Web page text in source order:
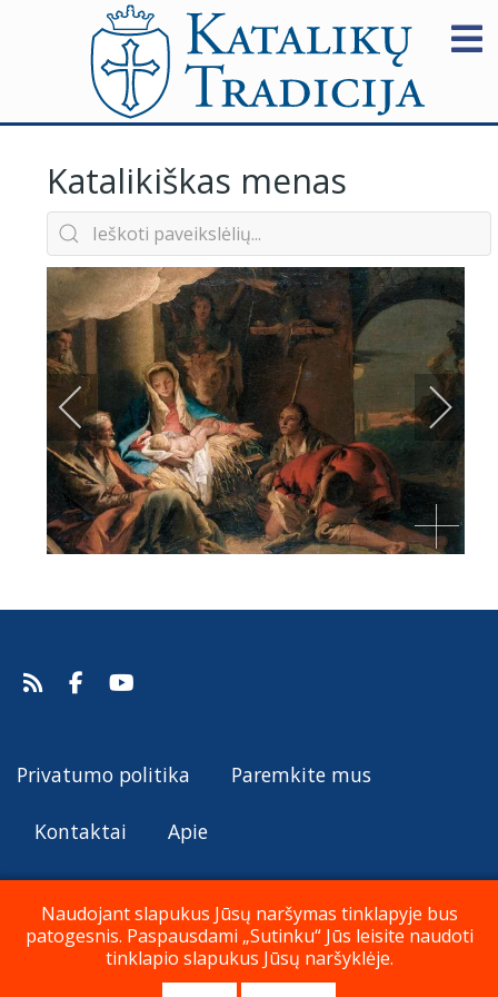
Katalikiškas menas
Privatumo politika Paremkite mus
Kontaktai Apie
© Katalikų Tradicija 2019 - 2026
Naudojant slapukus Jūsų naršymas tinklapyje bus
patogesnis. Paspausdami „Sutinku“ Jūs leisite naudoti
tinklapio slapukus Jūsų naršyklėje.